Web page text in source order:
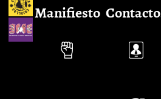
Manifiesto